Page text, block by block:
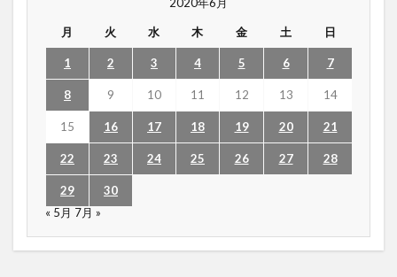
月 火 水 木 金 土 日
1 2 3 4 5 6 7
8 9 10 11 12 13 14
15 16 17 18 19 20 21
22 23 24 25 26 27 28
29
30
« 5月 7月 »